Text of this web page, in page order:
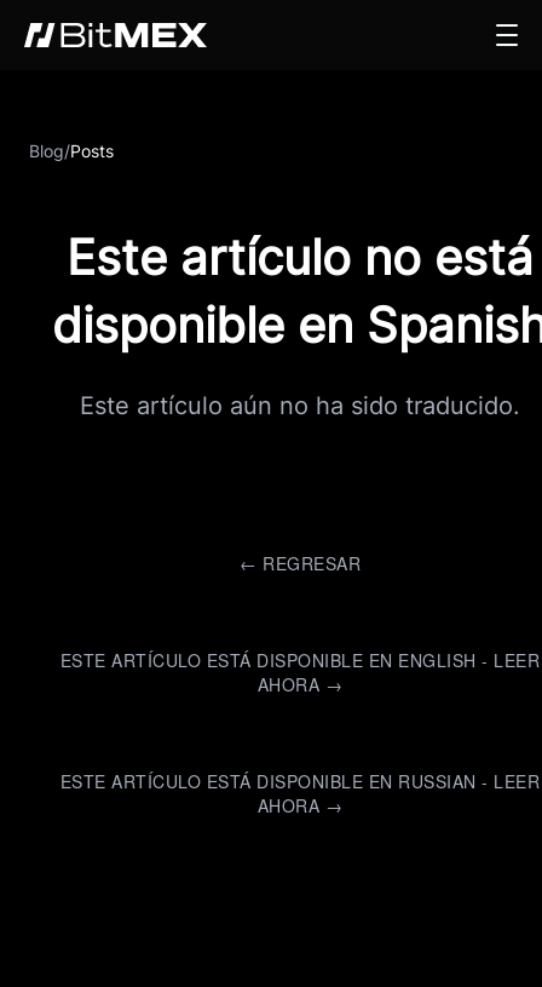
Blog/Posts
Este artículo no está
disponible en
Este artículo aún no ha sido traducido.
← REGRESAR
ESTE ARTÍCULO ESTÁ DISPONIBLE EN ENGLISH - LEER
AHORA →
ESTE ARTÍCULO ESTÁ DISPONIBLE EN RUSSIAN - LEER
AHORA →